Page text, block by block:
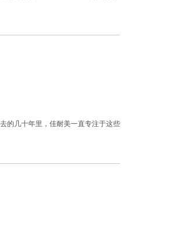
的几十年里，佳耐美一直专注于这些